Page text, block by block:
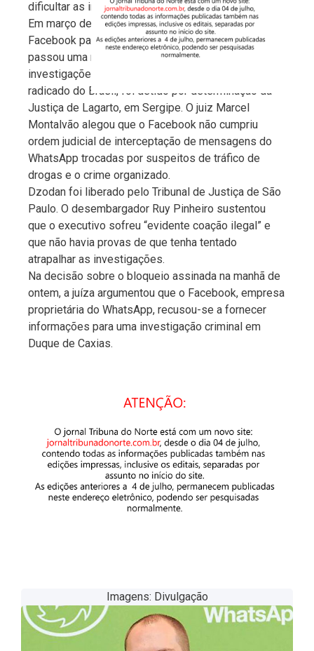
dificultar as investigações.
Em março deste ano, o vice-presidente do
Facebook para a América Latina, Diego Dzodan,
passou uma noite preso sob acusação de obstruir
investigações criminais. O executivo, argentino
radicado do Brasil, foi detido por determinação da
Justiça de Lagarto, em Sergipe. O juiz Marcel
Montalvão alegou que o Facebook não cumpriu
ordem judicial de interceptação de mensagens do
WhatsApp trocadas por suspeitos de tráfico de
drogas e o crime organizado.
Dzodan foi liberado pelo Tribunal de Justiça de São
Paulo. O desembargador Ruy Pinheiro sustentou
que o executivo sofreu “evidente coação ilegal” e
que não havia provas de que tenha tentado
atrapalhar as investigações.
Na decisão sobre o bloqueio assinada na manhã de
ontem, a juíza argumentou que o Facebook, empresa
proprietária do WhatsApp, recusou-se a fornecer
informações para uma investigação criminal em
Duque de Caxias.
Imagens: Divulgação